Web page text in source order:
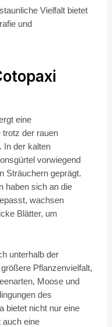
Vielfalt bietet
und
eine
trotz der rauen
In der kalten
vorwiegend
Sträuchern geprägt.
haben sich an die
wachsen
Blätter, um
unterhalb der
Pflanzenvielfalt,
Moose und
des
bietet nicht nur eine
auch eine